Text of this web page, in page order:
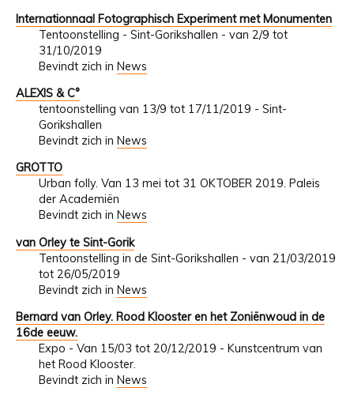
Internationnaal Fotographisch Experiment met Monumenten
Tentoonstelling - Sint-Gorikshallen - van 2/9 tot
31/10/2019
Bevindt zich in News
ALEXIS & C°
tentoonstelling van 13/9 tot 17/11/2019 - Sint-
Gorikshallen
Bevindt zich in News
GROTTO
Urban folly. Van 13 mei tot 31 OKTOBER 2019. Paleis
der Academiën
Bevindt zich in News
van Orley te Sint-Gorik
Tentoonstelling in de Sint-Gorikshallen - van 21/03/2019
tot 26/05/2019
Bevindt zich in News
Bernard van Orley. Rood Klooster en het Zoniënwoud in de
16de eeuw.
Expo - Van 15/03 tot 20/12/2019 - Kunstcentrum van
het Rood Klooster.
Bevindt zich in News